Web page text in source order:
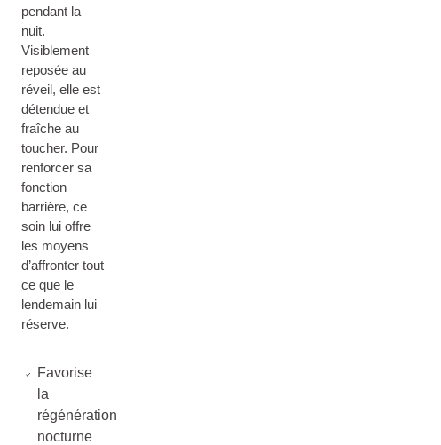
pendant la
nuit.
Visiblement
reposée au
réveil, elle est
détendue et
fraîche au
toucher. Pour
renforcer sa
fonction
barrière, ce
soin lui offre
les moyens
d’affronter tout
ce que le
lendemain lui
réserve.
Favorise
la
régénération
nocturne